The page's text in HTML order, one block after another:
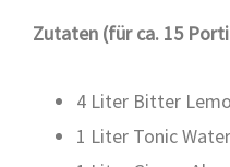
Zuta­ten (für ca. 15
4 Liter Bit­ter
1 Liter Tonic Water